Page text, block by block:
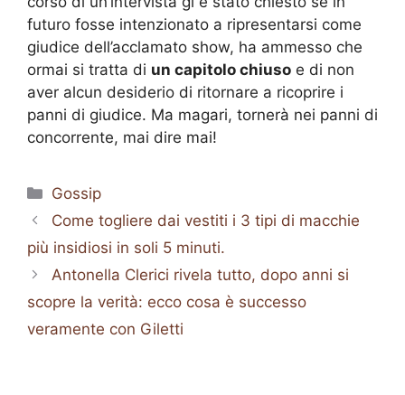
futuro fosse intenzionato a ripresentarsi come
giudice dell’acclamato show, ha ammesso che
ormai si tratta di un capitolo chiuso e di non
aver alcun desiderio di ritornare a ricoprire i
panni di giudice. Ma magari, tornerà nei panni di
concorrente, mai dire mai!
Categorie
Gossip
Come togliere dai vestiti i 3 tipi di macchie
più insidiosi in soli 5 minuti.
Antonella Clerici rivela tutto, dopo anni si
scopre la verità: ecco cosa è successo
veramente con Giletti